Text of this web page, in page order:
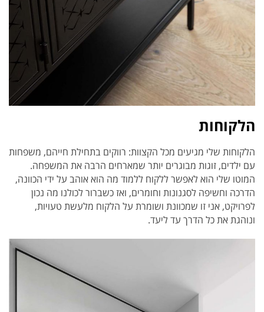
הלקוחות
הלקוחות שלי מגיעים מכל הקצוות: רווקים בתחילת חייהם, משפחות
עם ילדים, זוגות מבוגרים יותר שמארחים הרבה את המשפחה.
המוטו שלי הוא לאפשר ללקוח ללמוד מה הוא אוהב על ידי הכוונה,
הדרכה וחשיפה לסגנונות וחומרים, ואז כשברור לכולנו מה נכון
לפרויקט, אני זו שמכוונת ושומרת על הלקוח מלעשת טעויות,
ונוהגת את כל הדרך עד ליעד.